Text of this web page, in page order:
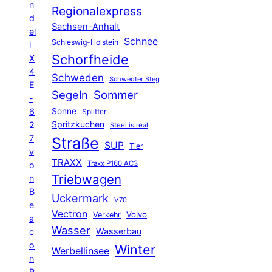
n
d
el
l
X
4
E
-
6
2
7
v
o
n
B
e
a
c
o
n
Regionalexpress
Sachsen-Anhalt
Schleswig-Holstein Schnee
Schorfheide
Schweden Schwedter Steg
Segeln Sommer
Sonne Splitter
Spritzkuchen Steel is real
Straße SUP Tier
TRAXX Traxx P160 AC3
Triebwagen
Uckermark V70
Vectron Verkehr Volvo
Wasser Wasserbau
Werbellinsee Winter